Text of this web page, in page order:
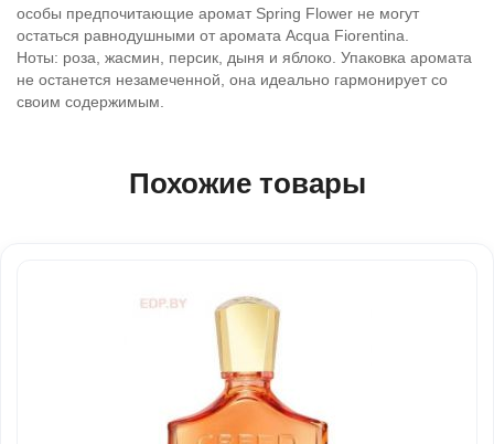
особы предпочитающие аромат Spring Flower не могут
остаться равнодушными от аромата Acqua Fiorentina.
Ноты: роза, жасмин, персик, дыня и яблоко. Упаковка аромата
не останется незамеченной, она идеально гармонирует со
своим содержимым.
Похожие товары